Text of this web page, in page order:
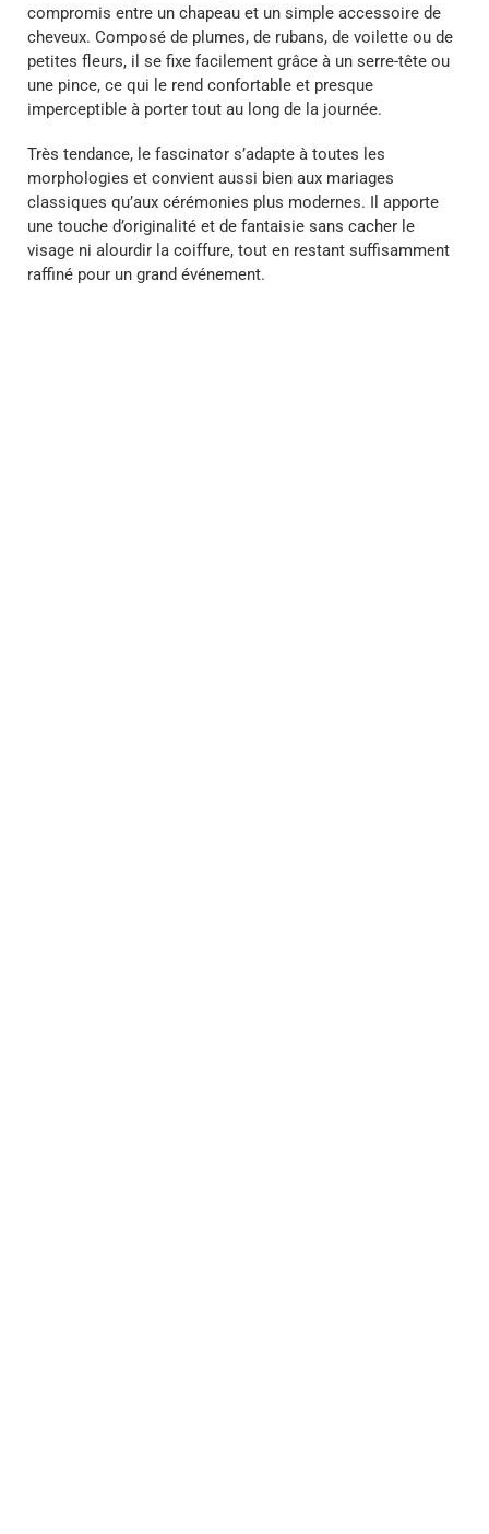
compromis entre un chapeau et un simple accessoire de
cheveux. Composé de plumes, de rubans, de voilette ou de
petites fleurs, il se fixe facilement grâce à un serre-tête ou
une pince, ce qui le rend confortable et presque
imperceptible à porter tout au long de la journée.
Très tendance, le fascinator s’adapte à toutes les
morphologies et convient aussi bien aux mariages
classiques qu’aux cérémonies plus modernes. Il apporte
une touche d’originalité et de fantaisie sans cacher le
visage ni alourdir la coiffure, tout en restant suffisamment
raffiné pour un grand événement.